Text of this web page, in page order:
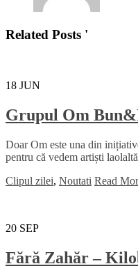
Related Posts '
18 JUN
Grupul Om
Doar Om este una din
pentru că vedem artiști
Clipul zilei, Noutati Read
20 SEP
Fără Zahăr –